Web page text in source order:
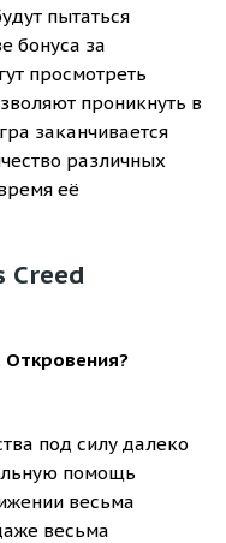
пытаться
бонуса за
просмотреть
проникнуть в
заканчивается
различных
её
Creed
Откровения?
под силу далеко
помощь
весьма
весьма